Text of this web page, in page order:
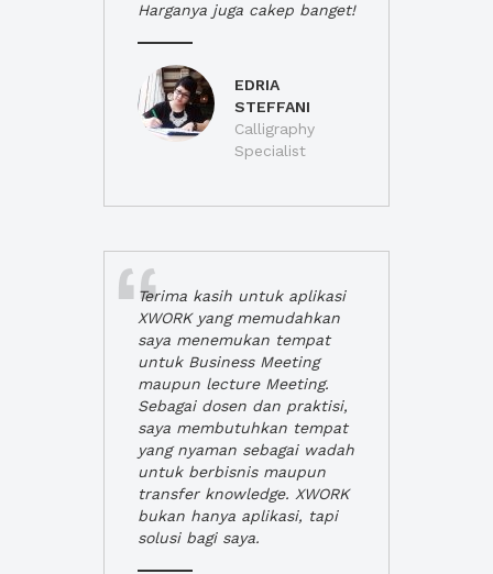
Harganya juga cakep banget!
EDRIA
STEFFANI
Calligraphy
Specialist
Terima kasih untuk aplikasi
XWORK yang memudahkan
saya menemukan tempat
untuk Business Meeting
maupun lecture Meeting.
Sebagai dosen dan praktisi,
saya membutuhkan tempat
yang nyaman sebagai wadah
untuk berbisnis maupun
transfer knowledge. XWORK
bukan hanya aplikasi, tapi
solusi bagi saya.